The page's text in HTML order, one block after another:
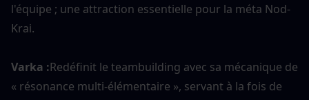
l'équipe ; une attraction essentielle pour la méta Nod-
Krai.
Varka :Redéfinit le teambuilding avec sa mécanique de
« résonance multi-élémentaire », servant à la fois de